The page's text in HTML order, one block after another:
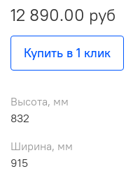
12 890.00 руб
Купить в 1 клик
Высота, мм
832
Ширина, мм
915